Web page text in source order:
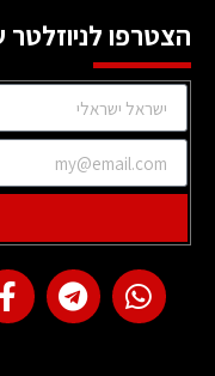
הצטרפו לניוזלטר